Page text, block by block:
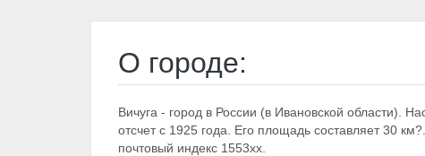
О городе:
Вичуга - город в России (в Ивановской области).
отсчет с 1925 года. Его площадь составляет 30
почтовый индекс 1553xx.